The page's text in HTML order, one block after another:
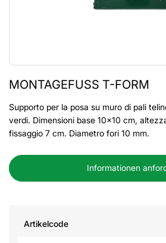
MONTAGEFUSS T-FORM
Supporto per la posa su muro di pali
verdi. Dimensioni base 10x10 cm,
fissaggio 7 cm. Diametro fori 10 mm.
Informationen
Artikelcode